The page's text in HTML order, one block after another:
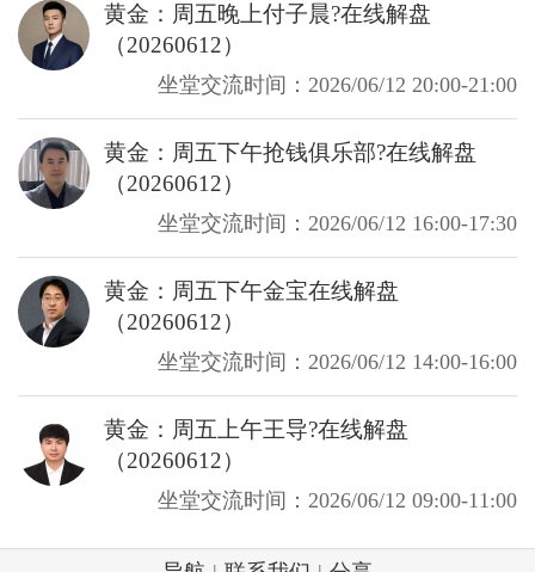
黄金：周五晚上付子晨?在线解盘
（20260612）
坐堂交流时间：2026/06/12 20:00-21:00
黄金：周五下午抢钱俱乐部?在线解盘
（20260612）
坐堂交流时间：2026/06/12 16:00-17:30
黄金：周五下午金宝在线解盘
（20260612）
坐堂交流时间：2026/06/12 14:00-16:00
黄金：周五上午王导?在线解盘
（20260612）
坐堂交流时间：2026/06/12 09:00-11:00